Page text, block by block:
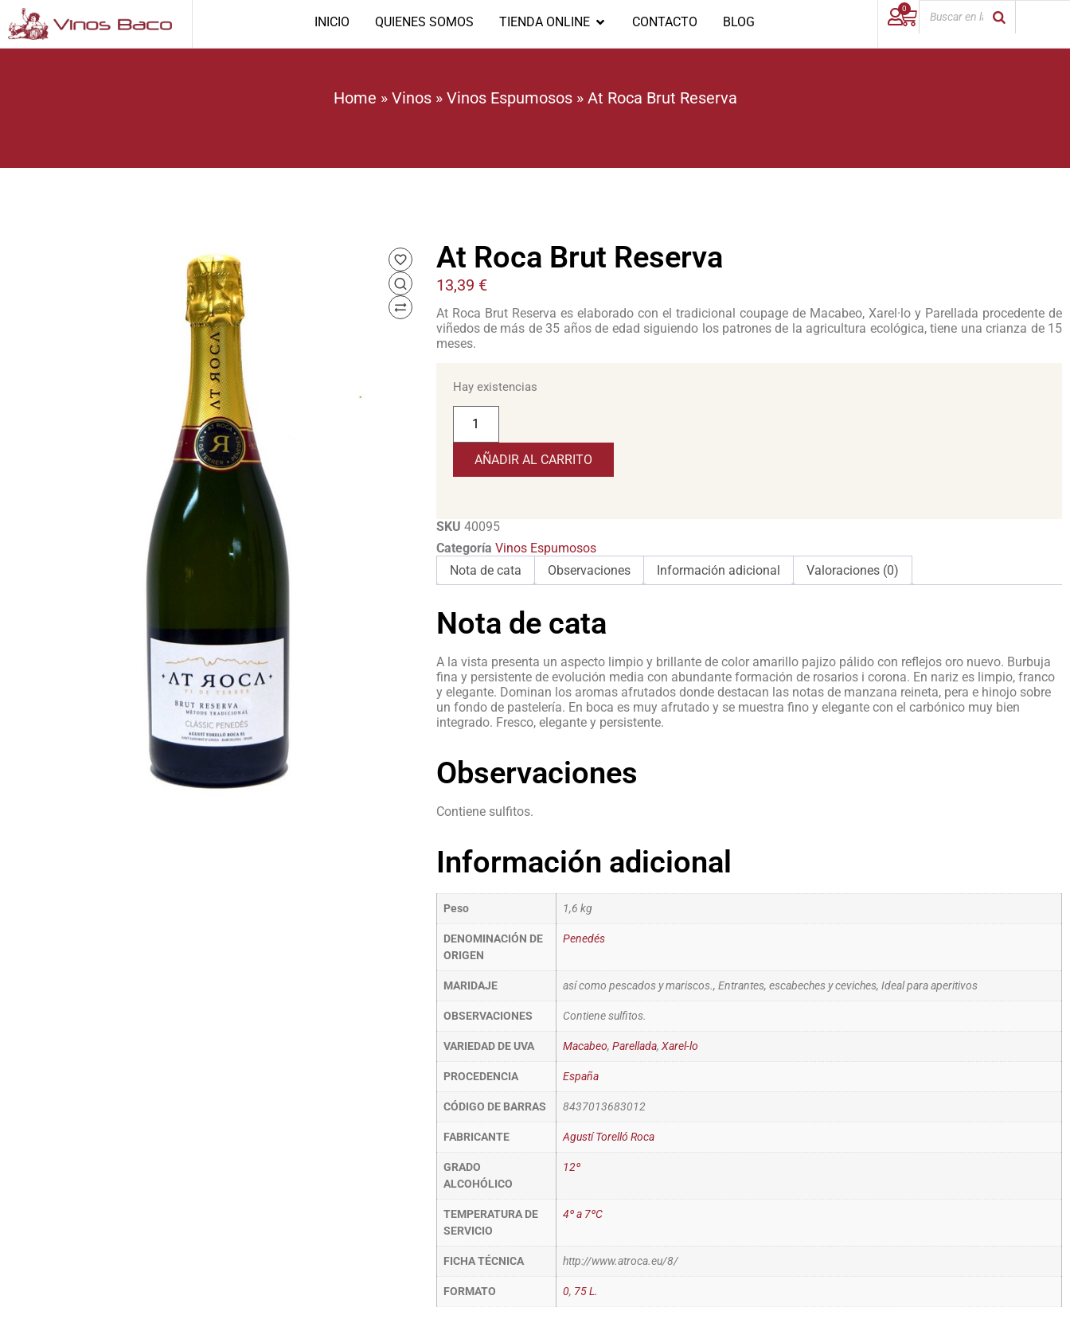
INICIO QUIENES SOMOS TIENDA ONLINE CONTACTO BLOG
0
Home » Vinos» Vinos Espumosos» At Roca Brut Reserva
At Roca Brut Reserva
13,39 €
At Roca Brut Reserva es elaborado con el tradicional coupage de Macabeo, Xarel·lo y Parellada procedente de
viñedos de más de 35 años de edad siguiendo los patrones de la agricultura ecológica, tiene una crianza de 15
meses.
Hay existencias
AÑADIR AL CARRITO
SKU 40095
Categoría Vinos Espumosos
Nota de cata
Observaciones Información adicional Valoraciones (0)
Nota de cata
A la vista presenta un aspecto limpio y brillante de color amarillo pajizo pálido con reflejos oro nuevo. Burbuja
fina y persistente de evolución media con abundante formación de rosarios i corona. En nariz es limpio, franco
y elegante. Dominan los aromas afrutados donde destacan las notas de manzana reineta, pera e hinojo sobre
un fondo de pastelería. En boca es muy afrutado y se muestra fino y elegante con el carbónico muy bien
integrado. Fresco, elegante y persistente.
Observaciones
Contiene sulfitos.
Información adicional
Peso 1,6 kg
DENOMINACIÓN DE
ORIGEN
Penedés
MARIDAJE así como pescados y mariscos., Entrantes, escabeches y ceviches, Ideal para aperitivos
OBSERVACIONES Contiene sulfitos.
VARIEDAD DE UVA Macabeo, Parellada, Xarel-lo
PROCEDENCIA España
CÓDIGO DE BARRAS 8437013683012
FABRICANTE Agustí Torelló Roca
GRADO
ALCOHÓLICO
12º
TEMPERATURA DE
SERVICIO
4º a 7ºC
FICHA TÉCNICA http://www.atroca.eu/8/
FORMATO 0, 75 L.